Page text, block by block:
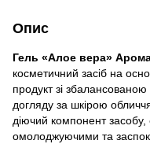
Опис
Гель «Алое вера»
косметичний засіб на
продукт зі
догляду за шкірою
діючий компонент засобу,
омолоджуючими та